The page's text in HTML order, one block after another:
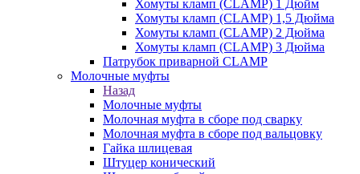
Хомуты кламп (CLAMP) 1 Дюйм
Хомуты кламп (CLAMP) 1,5 Дюйма
Хомуты кламп (CLAMP) 2 Дюйма
Хомуты кламп (CLAMP) 3 Дюйма
Патрубок приварной CLAMP
Молочные муфты
Назад
Молочные муфты
Молочная муфта в сборе под сварку
Молочная муфта в сборе под вальцовку
Гайка шлицевая
Штуцер конический